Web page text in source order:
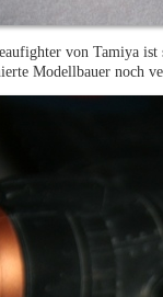
von Tamiya ist
Modellbauer noch